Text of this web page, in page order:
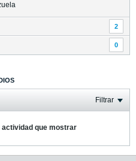
2
0
Filtrar
actividad que mostrar